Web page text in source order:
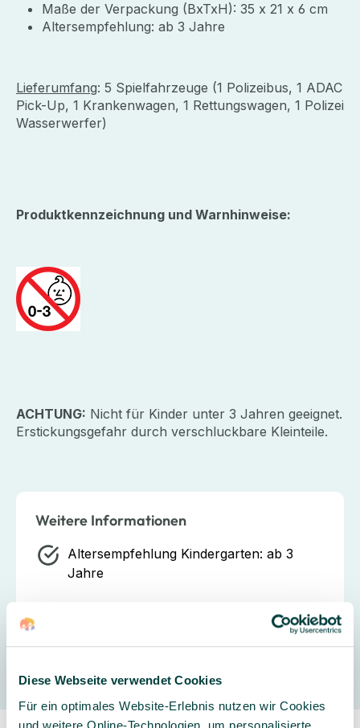
Diese Webseite verwendet Cookies
Für ein optimales Website-Erlebnis nutzen wir Cookies
und weitere Online-Technologien, um personalisierte
Maße der Verpackung (BxTxH): 35 x 21 x 6 cm
Altersempfehlung: ab 3 Jahre
Lieferumfang: 5 Spielfahrzeuge (1 Polizeibus, 1 ADAC
Pick-Up, 1 Krankenwagen, 1 Rettungswagen, 1 Polizei
Wasserwerfer)
Produktkennzeichnung und Warnhinweise:
ACHTUNG: Nicht für Kinder unter 3 Jahren geeignet.
Erstickungsgefahr durch verschluckbare Kleinteile.
Weitere Informationen
Altersempfehlung Kindergarten: ab 3
Jahre
Hersteller